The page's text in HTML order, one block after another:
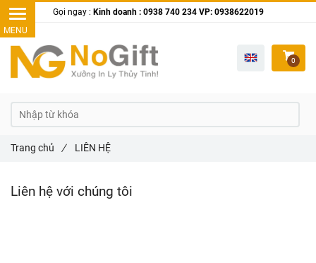
Liên hệ với chúng tôi
Trang chủ / LIÊN HỆ
Gọi ngay : Kinh doanh : 0938 740 234 VP: 0938622019
0